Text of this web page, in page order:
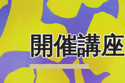
ッ
プ
開催講座